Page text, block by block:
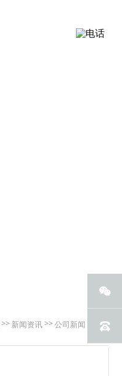
>> 新闻资讯>>公司新闻